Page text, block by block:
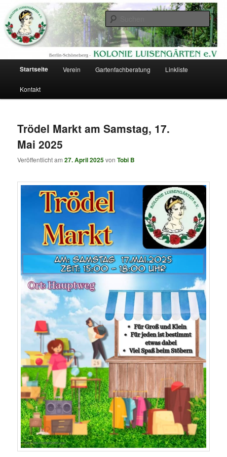
primären
Inhalt
springen
sekundären
Inhalt
springenKolonie Luisengärten
Eine Kolonie im Berliner Südgelände
HauptmenüStartseite Verein Gartenfachberatung Linkliste
Kontakt
Trödel Markt am Samstag, 17.
Mai 2025
Veröffentlicht am27. April 2025vonTobi B